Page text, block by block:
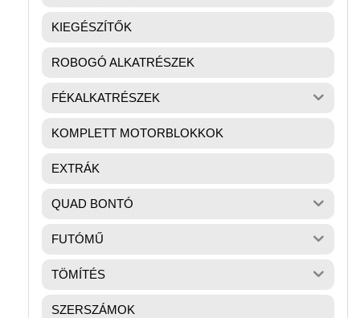
KIEGÉSZÍTŐK
ROBOGÓ ALKATRÉSZEK
FÉKALKATRÉSZEK
KOMPLETT MOTORBLOKKOK
EXTRÁK
QUAD BONTÓ
FUTÓMŰ
TÖMÍTÉS
SZERSZÁMOK